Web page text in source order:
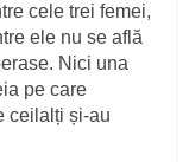
cele trei femei,
ele nu se află
Nici una
pe care
ceilalți și-au